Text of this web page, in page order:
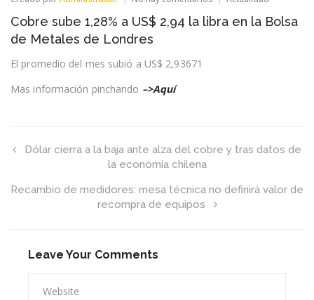
sube
Metales
Cobre sube 1,28% a US$ 2,94 la libra en la Bolsa
de Metales de Londres
El promedio del mes subió a US$ 2,93671
Mas información pinchando –>Aquí
Dólar cierra a la baja ante alza del cobre y tras datos de
la economía chilena
Recambio de medidores: mesa técnica no definirá valor de
recompra de equipos
Leave Your Comments